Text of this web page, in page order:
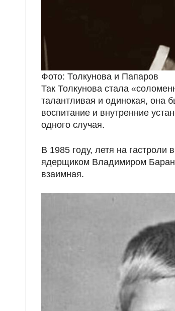
Фото: Толкунова и Папаров
Так Толкунова стала
талантливая и одинокая, она
воспитание и внутренние
одного случая.
В 1985 году, летя на гастроли
ядерщиком Владимиром
взаимная.